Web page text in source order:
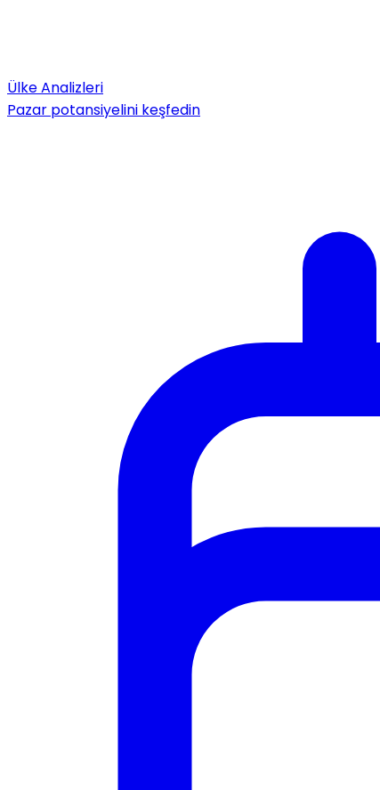
Ülke Analizleri
Pazar potansiyelini keşfedin